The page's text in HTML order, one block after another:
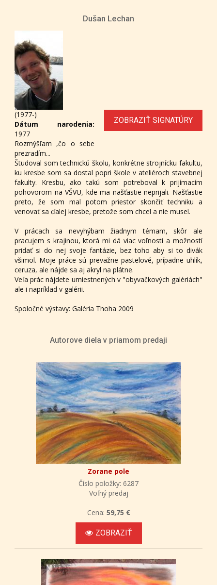
Dušan Lechan
ZOBRAZIŤ SIGNATÚRY
(1977-)
Dátum narodenia:
1977
Rozmýšľam ,čo o sebe
prezradím...
Študoval som technickú školu, konkrétne strojnícku fakultu,
ku kresbe som sa dostal popri škole v ateliéroch stavebnej
fakulty. Kresbu, ako takú som potreboval k prijímacím
pohovorom na VŠVU, kde ma našťastie neprijali. Našťastie
preto, že som mal potom priestor skončiť techniku a
venovať sa ďalej kresbe, pretože som chcel a nie musel.
V prácach sa nevyhýbam žiadnym témam, skôr ale
pracujem s krajinou, ktorá mi dá viac voľnosti a možností
pridať si do nej svoje fantázie, bez toho aby si to divák
všimol. Moje práce sú prevažne pastelové, prípadne uhlík,
ceruza, ale nájde sa aj akryl na plátne.
Veľa prác nájdete umiestnených v "obyvačkových galériách"
ale i napríklad v galérii.
Spoločné výstavy: Galéria Thoha 2009
Autorove diela v priamom predaji
Zorane pole
Číslo položky: 6287
Voľný predaj
Cena: 59,75 €
ZOBRAZIŤ